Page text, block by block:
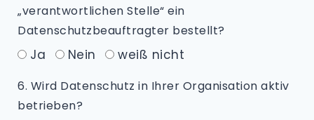
„verantwortlichen Stelle“ ein
Datenschutzbeauftragter bestellt?
Ja Nein weiß nicht
6. Wird Datenschutz in Ihrer Organisation aktiv
betrieben?